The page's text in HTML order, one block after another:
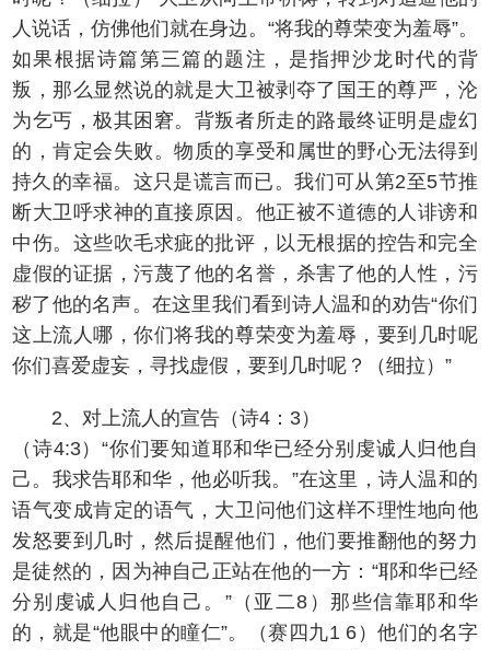
人说话，仿佛他们就在身边。“将我的尊荣变为羞辱”。
如果根据诗篇第三篇的题注，是指押沙龙时代的背
叛，那么显然说的就是大卫被剥夺了国王的尊严，沦
为乞丐，极其困窘。背叛者所走的路最终证明是虚幻
的，肯定会失败。物质的享受和属世的野心无法得到
持久的幸福。这只是谎言而已。我们可从第2至5节推
断大卫呼求神的直接原因。他正被不道德的人诽谤和
中伤。这些吹毛求疵的批评，以无根据的控告和完全
虚假的证据，污蔑了他的名誉，杀害了他的人性，污
秽了他的名声。在这里我们看到诗人温和的劝告“你们
这上流人哪，你们将我的尊荣变为羞辱，要到几时呢
你们喜爱虚妄，寻找虚假，要到几时呢？（细拉）”
2、对上流人的宣告（诗4：3）
（诗4:3）“你们要知道耶和华已经分别虔诚人归他自
己。我求告耶和华，他必听我。”在这里，诗人温和的
语气变成肯定的语气，大卫问他们这样不理性地向他
发怒要到几时，然后提醒他们，他们要推翻他的努力
是徒然的，因为神自己正站在他的一方：“耶和华已经
分别虔诚人归他自己。”（亚二8）那些信靠耶和华
的，就是“他眼中的瞳仁”。（赛四九1 6）他们的名字